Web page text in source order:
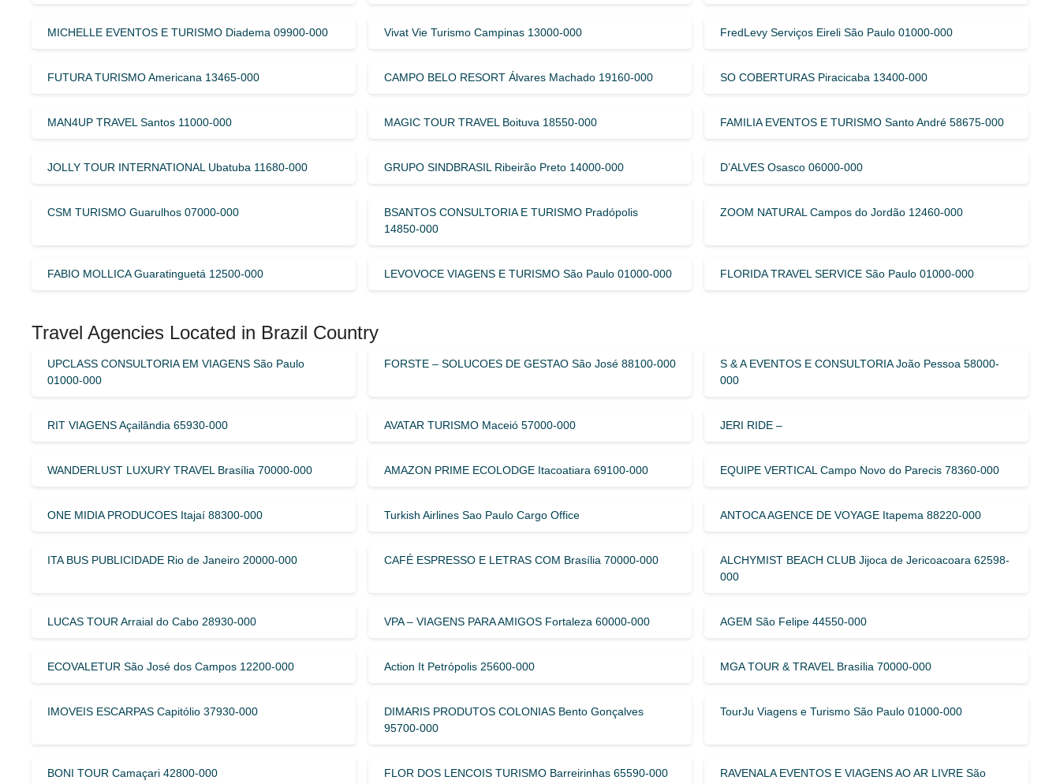
MICHELLE EVENTOS E TURISMO Diadema 09900-000 Vivat Vie Turismo Campinas 13000-000 FredLevy Serviços Eireli São Paulo 01000-000
FUTURA TURISMO Americana 13465-000 CAMPO BELO RESORT Álvares Machado 19160-000 SO COBERTURAS Piracicaba 13400-000
MAN4UP TRAVEL Santos 11000-000 MAGIC TOUR TRAVEL Boituva 18550-000 FAMILIA EVENTOS E TURISMO Santo André 58675-000
JOLLY TOUR INTERNATIONAL Ubatuba 11680-000 GRUPO SINDBRASIL Ribeirão Preto 14000-000 D’ALVES Osasco 06000-000
CSM TURISMO Guarulhos 07000-000
BSANTOS CONSULTORIA E TURISMO Pradópolis
14850-000
ZOOM NATURAL Campos do Jordão 12460-000
FABIO MOLLICA Guaratinguetá 12500-000 LEVOVOCE VIAGENS E TURISMO São Paulo 01000-000 FLORIDA TRAVEL SERVICE São Paulo 01000-000
Travel Agencies Located in Brazil Country
UPCLASS CONSULTORIA EM VIAGENS São Paulo
01000-000
FORSTE – SOLUCOES DE GESTAO São José 88100-000
S & A EVENTOS E CONSULTORIA João Pessoa 58000-
000
RIT VIAGENS Açailândia 65930-000 AVATAR TURISMO Maceió 57000-000 JERI RIDE –
WANDERLUST LUXURY TRAVEL Brasília 70000-000 AMAZON PRIME ECOLODGE Itacoatiara 69100-000 EQUIPE VERTICAL Campo Novo do Parecis 78360-000
ONE MIDIA PRODUCOES Itajaí 88300-000 Turkish Airlines Sao Paulo Cargo Office ANTOCA AGENCE DE VOYAGE Itapema 88220-000
ITA BUS PUBLICIDADE Rio de Janeiro 20000-000 CAFÉ ESPRESSO E LETRAS COM Brasília 70000-000
ALCHYMIST BEACH CLUB Jijoca de Jericoacoara 62598-
000
LUCAS TOUR Arraial do Cabo 28930-000 VPA – VIAGENS PARA AMIGOS Fortaleza 60000-000 AGEM São Felipe 44550-000
ECOVALETUR São José dos Campos 12200-000 Action It Petrópolis 25600-000 MGA TOUR & TRAVEL Brasília 70000-000
IMOVEIS ESCARPAS Capitólio 37930-000
DIMARIS PRODUTOS COLONIAS Bento Gonçalves
95700-000
TourJu Viagens e Turismo São Paulo 01000-000
BONI TOUR Camaçari 42800-000 FLOR DOS LENCOIS TURISMO Barreirinhas 65590-000
RAVENALA EVENTOS E VIAGENS AO AR LIVRE São